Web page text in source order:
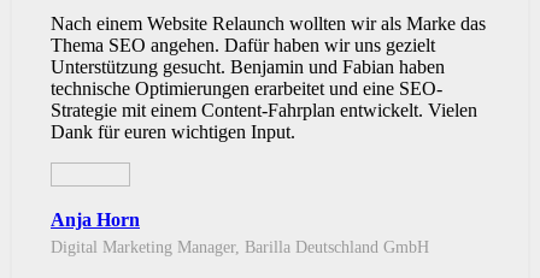
Nach einem Website Relaunch wollten wir als Marke das
Thema SEO angehen. Dafür haben wir uns gezielt
Unterstützung gesucht. Benjamin und Fabian haben
technische Optimierungen erarbeitet und eine SEO-
Strategie mit einem Content-Fahrplan entwickelt. Vielen
Dank für euren wichtigen Input.
Anja Horn
Digital Marketing Manager, Barilla Deutschland GmbH